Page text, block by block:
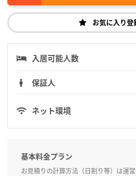
お気に入り登
入居可能人数
保証人
ネット環境
基本料金プラン
お見積りの計算方法（日割り等）は運